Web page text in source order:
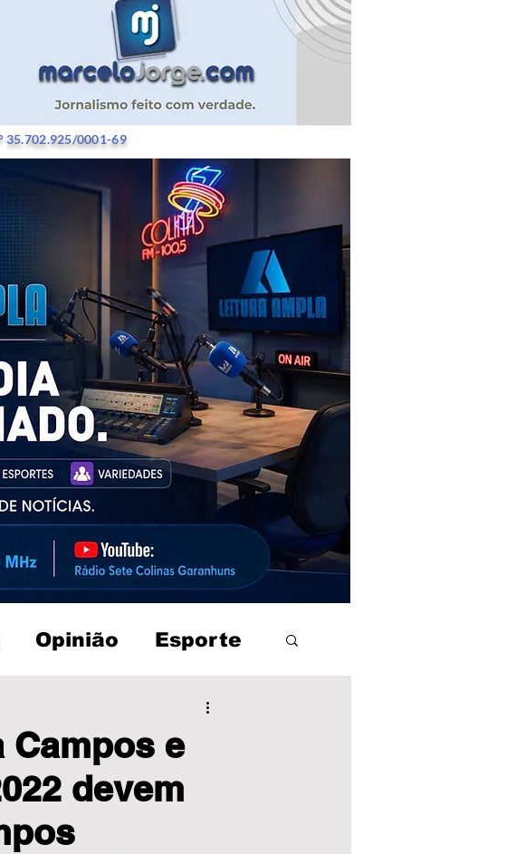
35.702.925/0001-69
Opinião Esporte
e
devem